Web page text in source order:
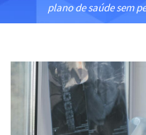
plano de saúde sem